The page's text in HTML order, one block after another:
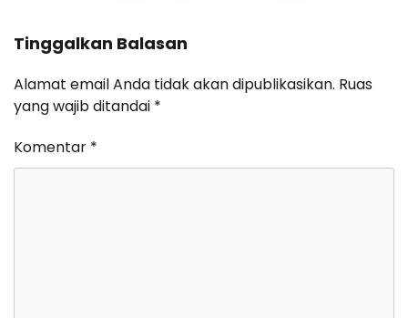
Tinggalkan Balasan
Alamat email Anda tidak akan dipublikasikan. Ruas
yang wajib ditandai *
Komentar *